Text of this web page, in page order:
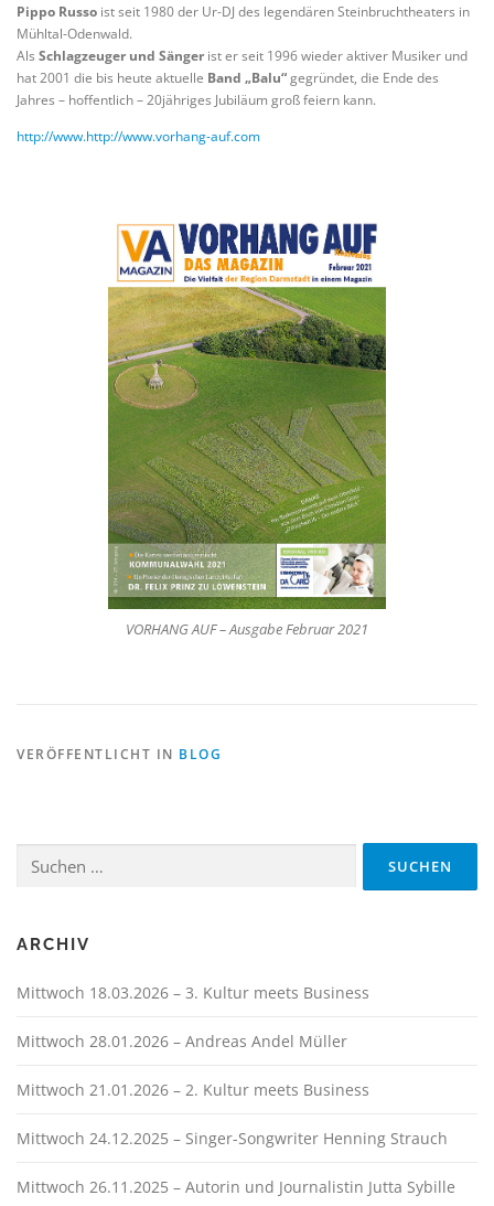
Pippo Russo ist seit 1980 der Ur-DJ des legendären Steinbruchtheaters in
Mühltal-Odenwald.
Als Schlagzeuger und Sänger ist er seit 1996 wieder aktiver Musiker und
hat 2001 die bis heute aktuelle Band „Balu“gegründet, die Ende des
Jahres – hoffentlich – 20jähriges Jubiläum groß feiern kann.
http://www.http://www.vorhang-auf.com
VORHANG AUF – Ausgabe Februar 2021
VERÖFFENTLICHT IN BLOG
nach:
ARCHIV
Mittwoch 18.03.2026 – 3. Kultur meets Business
Mittwoch 28.01.2026 – Andreas Andel Müller
Mittwoch 21.01.2026 – 2. Kultur meets Business
Mittwoch 24.12.2025 – Singer-Songwriter Henning Strauch
Mittwoch 26.11.2025 – Autorin und Journalistin Jutta Sybille